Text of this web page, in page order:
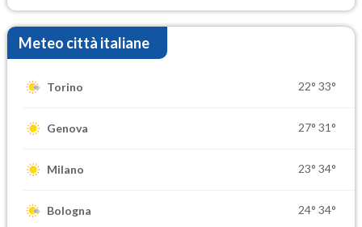
Meteo città italiane
Torino 22° 33°
Genova 27° 31°
Milano 23° 34°
Bologna 24° 34°